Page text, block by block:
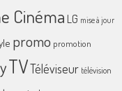
Cinéma LG mise à jour
promo promotion
TVTéléviseur télévision